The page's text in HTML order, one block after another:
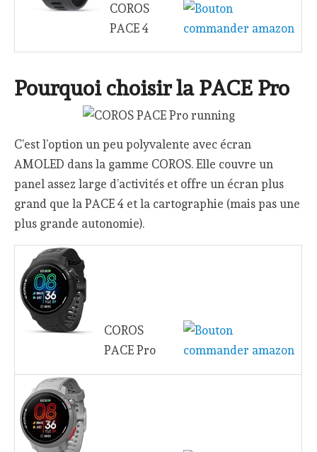
COROS
PACE 4
Pourquoi choisir la PACE Pro
C’est l’option un peu polyvalente avec écran
AMOLED dans la gamme COROS. Elle couvre un
panel assez large d’activités et offre un écran plus
grand que la PACE 4 et la cartographie (mais pas une
plus grande autonomie).
COROS
PACE Pro